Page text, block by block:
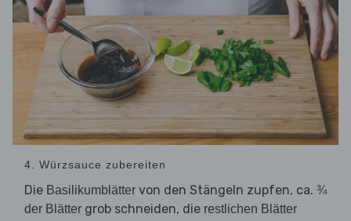
4. Würzsauce zubereiten
Die Basilikumblätter von den Stängeln zupfen, ca. ¾
der Blätter grob schneiden, die restlichen Blätter